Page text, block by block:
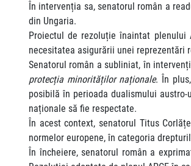
În intervenția sa, senatorul român a
din Ungaria.
Proiectul de rezoluție înaintat plenului
necesitatea asigurării unei reprezentări
Senatorul român a subliniat, în
protecția minorităților naționale. În
posibilă în perioada dualismului
naționale să fie respectate.
În acest context, senatorul Titus
normelor europene, în categoria
În încheiere, senatorul român a